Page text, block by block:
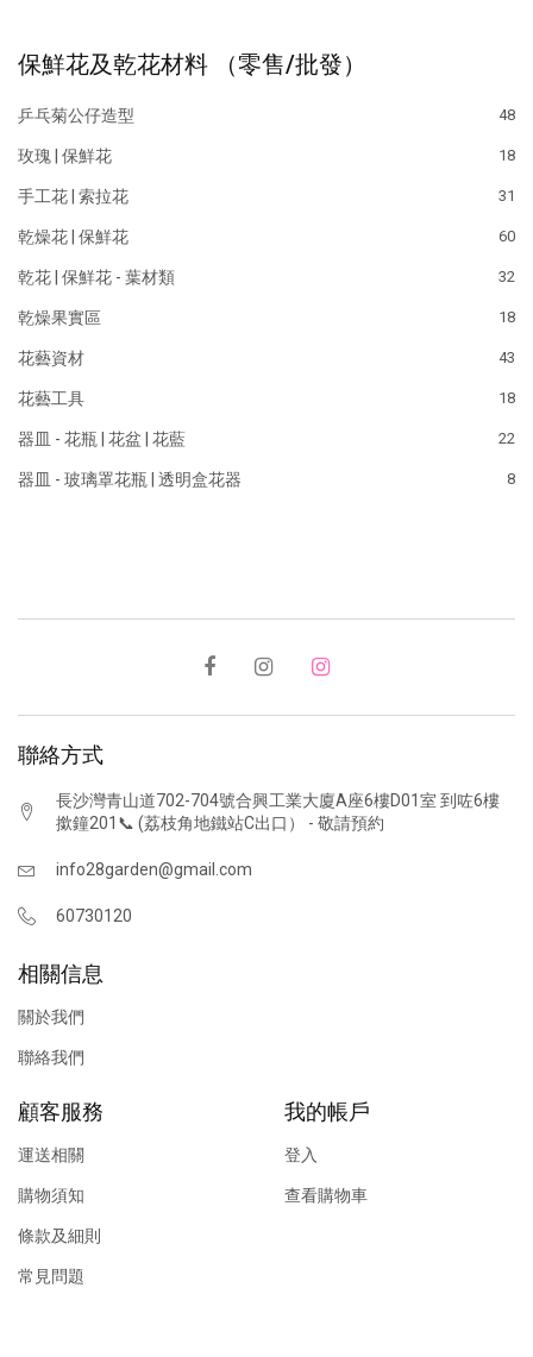
保鮮花及乾花材料 （零售/批發）
乒乓菊公仔造型 48
玫瑰 | 保鮮花 18
手工花 | 索拉花 31
乾燥花 | 保鮮花 60
乾花 | 保鮮花 - 葉材類 32
乾燥果實區 18
花藝資材 43
花藝工具 18
器皿 - 花瓶 | 花盆 | 花藍 22
器皿 - 玻璃罩花瓶 | 透明盒花器 8
聯絡方式
長沙灣青山道702-704號合興工業大廈A座6樓D01室 到咗6樓
撳鐘201📞 (荔枝角地鐵站C出口） - 敬請預約
info28garden@gmail.com
60730120
相關信息
關於我們
聯絡我們
顧客服務
運送相關
購物須知
條款及細則
常見問題
我的帳戶
登入
查看購物車